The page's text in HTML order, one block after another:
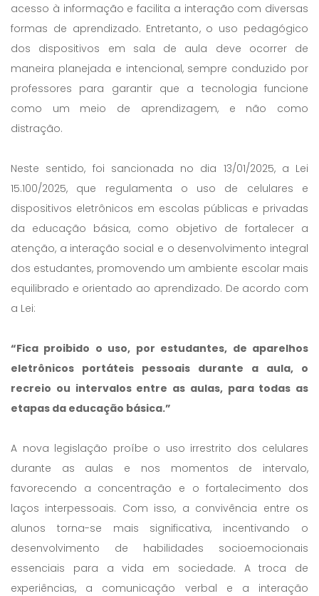
acesso à informação e facilita a interação com diversas
formas de aprendizado. Entretanto, o uso pedagógico
dos dispositivos em sala de aula deve ocorrer de
maneira planejada e intencional, sempre conduzido por
professores para garantir que a tecnologia funcione
como um meio de aprendizagem, e não como
distração.
Neste sentido, foi sancionada no dia 13/01/2025, a Lei
15.100/2025, que regulamenta o uso de celulares e
dispositivos eletrônicos em escolas públicas e privadas
da educação básica, como objetivo de fortalecer a
atenção, a interação social e o desenvolvimento integral
dos estudantes, promovendo um ambiente escolar mais
equilibrado e orientado ao aprendizado. De acordo com
a Lei:
“Fica proibido o uso, por estudantes, de aparelhos
eletrônicos portáteis pessoais durante a aula, o
recreio ou intervalos entre as aulas, para todas as
etapas da educação básica.”
A nova legislação proíbe o uso irrestrito dos celulares
durante as aulas e nos momentos de intervalo,
favorecendo a concentração e o fortalecimento dos
laços interpessoais. Com isso, a convivência entre os
alunos torna-se mais significativa, incentivando o
desenvolvimento de habilidades socioemocionais
essenciais para a vida em sociedade. A troca de
experiências, a comunicação verbal e a interação